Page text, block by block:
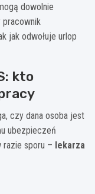
dowolnie
pracownik
jak odwołuje urlop
kto
czy dana osoba jest
ubezpieczeń
razie sporu – lekarza